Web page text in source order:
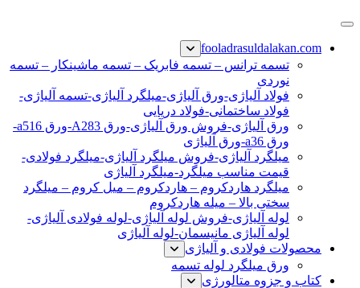
پرش
محتوا
نبشی فولادی-ناودانی فولادی-قیمت ورق-قیمت فولاد
fooladrasuldalakan.com
تسمه ترانس – تسمه فابریک – تسمه ماشینکار – تسمه
نوردی
فولاد آلیاژی-ورق آلیاژی-میلگرد آلیاژی-تسمه آلیاژی-
فولاد ساختمانی-فولاد دریایی
ورق آلیاژی-فروش ورق آلیاژی-ورق A283-ورق a516-
ورق a36-ورق آلیاژی
میلگرد آلیاژی-فروش میلگرد آلیاژی-میلگرد فولادی-
قیمت مناسب میلگرد-میلگرد آلیاژی
میلگرد هاردکروم – هاردکروم – میل کروم – میلگرد
سختی بالا – میله هاردکروم
لوله آلیاژی-فروش لوله آلیاژی-لوله فولادی آلیاژی-
لوله آلیاژی مانیسمان-لوله آلیاژی
محصولات فولادی و آلیاژی
ورق میلگرد لوله تسمه
کتاب و جزوه متالورژی